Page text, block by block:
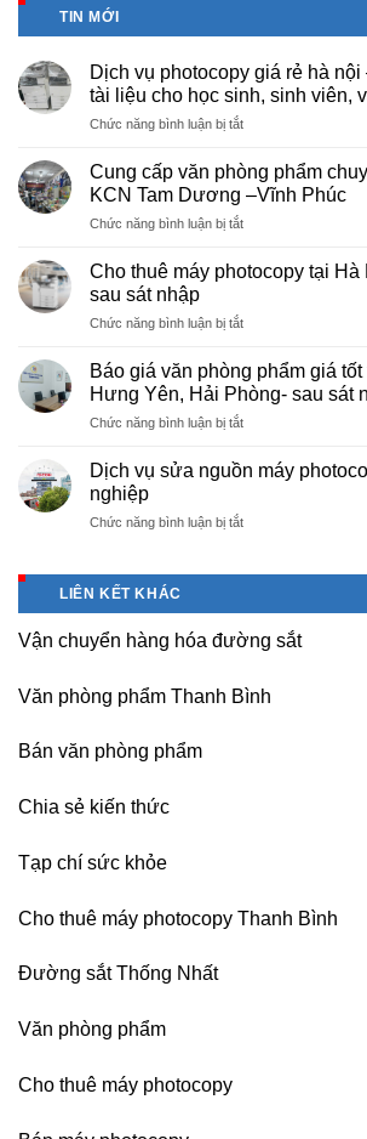
TIN MỚI
Dịch vụ photocopy giá rẻ hà
tài liệu cho học sinh, sinh viên,
Chức năng bình luận bị tắtở
vụ
photocopy
rẻ
nội
giá
tài
liệu
học
sinh
ty
Cung cấp văn phòng phẩm
KCN Tam Dương –Vĩnh Phúc
Chức năng bình luận bị tắtở
cấp
phẩm
nghiệp
tại
Tam
–
Cho thuê máy photocopy tại Hà
sau sát nhập
Chức năng bình luận bị tắtở
máy
photocopy
tại
Nam,
sau
Báo giá văn phòng phẩm giá
Hưng Yên, Hải Phòng- sau sát
Chức năng bình luận bị tắtở
phẩm
Hưng
Hải
Dịch vụ sửa nguồn máy
nghiệp
Chức năng bình luận bị tắtở
photocopy
chuyên
nghiệp
LIÊN KẾT KHÁC
Vận chuyển hàng hóa đường sắt
Văn phòng phẩm Thanh Bình
Bán văn phòng phẩm
Chia sẻ kiến thức
Tạp chí sức khỏe
Cho thuê máy photocopy Thanh Bình
Đường sắt Thống Nhất
Văn phòng phẩm
Cho thuê máy photocopy